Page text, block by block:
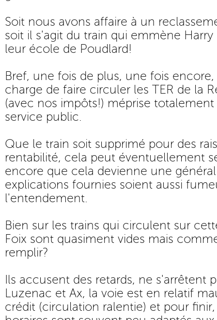
Soit nous avons affaire à un
soit il s'agit du train qui emmène Harry
leur école de Poudlard!
Bref, une fois de plus, une fois encore,
charge de faire circuler les TER de la
(avec nos impôts!) méprise totalement
service public.
Que le train soit supprimé pour des
rentabilité, cela peut éventuellement
encore que cela devienne une
explications fournies soient aussi
l'entendement.
Bien sur les trains qui circulent sur
Foix sont quasiment vides mais
remplir?
Ils accusent des retards, ne s'arrêtent
Luzenac et Ax, la voie est en relatif
crédit (circulation ralentie) et pour